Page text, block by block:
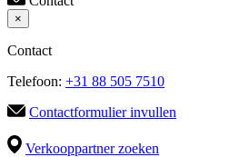
×
Contact
Telefoon: +31 88 505 7510
Contactformulier invullen
Verkooppartner zoeken